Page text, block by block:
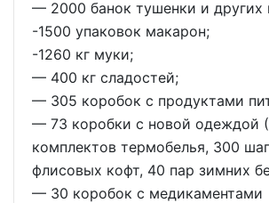
— 2000 банок тушенки и других
-1500 упаковок макарон;
-1260 кг муки;
— 400 кг сладостей;
— 305 коробок с продуктами
— 73 коробки с новой одеждой
комплектов термобелья, 300
флисовых кофт, 40 пар зимних
— 30 коробок с медикаментами